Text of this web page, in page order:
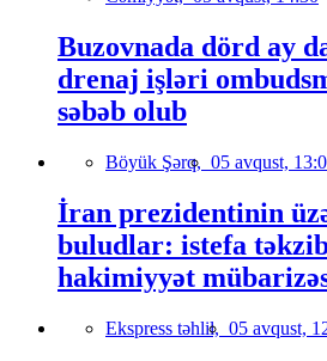
Buzovnada dörd ay
drenaj işləri
səbəb olub
Böyük Şərq, 05 avqust,
İran prezidentinin
buludlar: istefa
hakimiyyət
Ekspress təhlil, 05 avqust,